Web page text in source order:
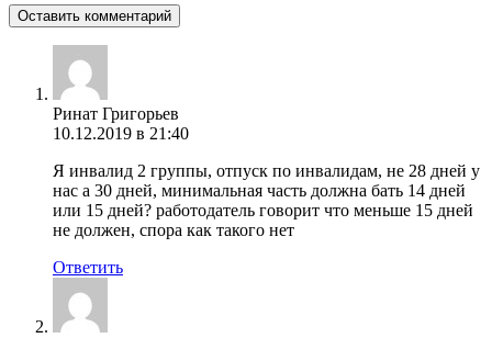
Оставить комментарий
Ринат Григорьев
10.12.2019 в 21:40
Я инвалид 2 группы, отпуск по инвалидам, не 28 дней у
нас а 30 дней, минимальная часть должна бать 14 дней
или 15 дней? работодатель говорит что меньше 15 дней
не должен, спора как такого нет
Ответить